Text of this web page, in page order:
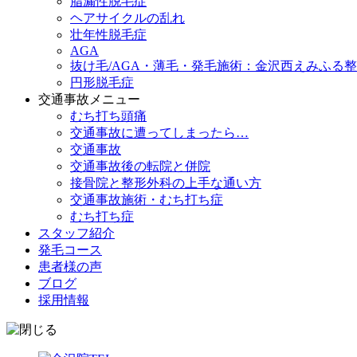
ヘアサイクルの乱れ
壮年性脱毛症
AGA
抜け毛/AGA・薄毛・発毛施術：金沢西えみふる
円形脱毛症
交通事故メニュー
むち打ち頭痛
交通事故に遭ってしまったら…
交通事故
交通事故後の転院と併院
接骨院と整形外科の上手な通い方
交通事故施術・むち打ち症
むち打ち症
スタッフ紹介
発毛コース
患者様の声
ブログ
採用情報